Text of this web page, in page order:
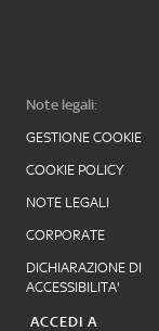
Note legali:
GESTIONE COOKIE
COOKIE POLICY
NOTE LEGALI
CORPORATE
DICHIARAZIONE DI
ACCESSIBILITA'
ACCEDI A